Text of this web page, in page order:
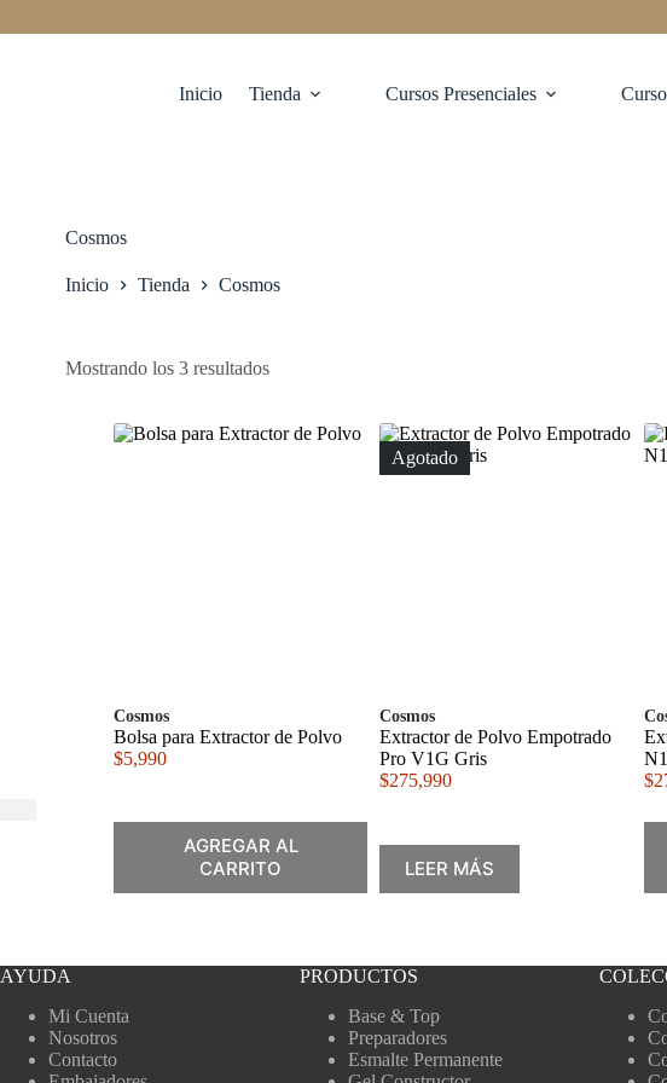
Inicio Tienda Cursos Presenciales
Cosmos
Inicio Tienda Cosmos
Mostrando los 3 resultados
Cosmos
Bolsa para Extractor de Polvo
$5,990
AGREGAR AL
CARRITO
Agotado
Cosmos
Extractor de Polvo Empotrado
Pro V1G Gris
$275,990
LEER MÁS
$
AYUDA
Mi Cuenta
Nosotros
Contacto
PRODUCTOS
Base & Top
Preparadores
Esmalte Permanente